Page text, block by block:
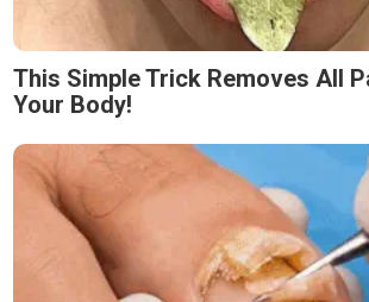
This Simple Trick Removes All
Your Body!